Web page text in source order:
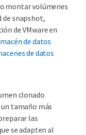
montar volúmenes
de snapshot,
de VMware en
de datos
de datos
clonado
tamaño más
las
se adapten al